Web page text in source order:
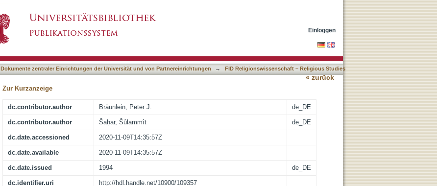
Einloggen
Dokumente zentraler Einrichtungen der Universität und von Partnereinrichtungen →
FID Religionswissenschaft – Religious Studies
« zurück
Zur Kurzanzeige
dc.contributor.author Bräunlein, Peter J. de_DE
dc.contributor.author Šaḥar, Šûlammît de_DE
dc.date.accessioned 2020-11-09T14:35:57Z
dc.date.available 2020-11-09T14:35:57Z
dc.date.issued 1994 de_DE
dc.identifier.uri http://hdl.handle.net/10900/109357